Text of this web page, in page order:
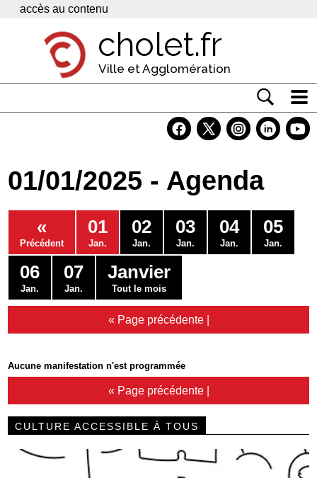
Panneau de gestion des cookies
accès au contenu
cholet.fr
Ville et Agglomération
Economie
Services
Contacts
01/01/2025 - Agenda
«
Précédent
01
Jan.
02
Jan.
03
Jan.
04
Jan.
05
Jan.
06
Jan.
07
Jan.
Janvier
Tout le mois
« Page précédente|
Aucune manifestation n'est programmée
« Page précédente|
CULTURE ACCESSIBLE À TOUS